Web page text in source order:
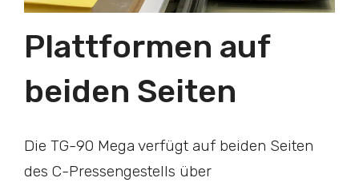
Plattformen auf
beiden Seiten
Die TG-90 Mega verfügt auf beiden Seiten
des C-Pressengestells über